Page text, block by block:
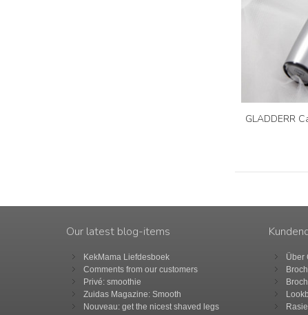
GLADDERR
Our latest blog-items
KekMama Liefdesboek
Comments from our customers
Privé: smoothie
Zuidas Magazine: Smooth
Nouveau: get the nicest shaved legs
Über